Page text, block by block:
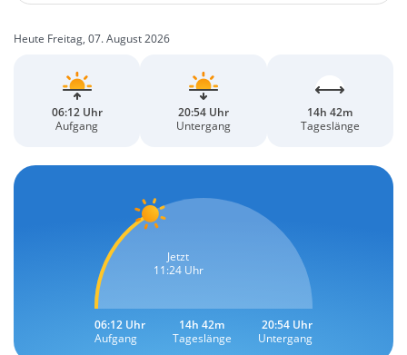
Heute Freitag, 07. August 2026
06:12 Uhr
Aufgang
20:54 Uhr
Untergang
14h 42m
Tageslänge
Jetzt
11:24 Uhr
06:12 Uhr
Aufgang
14h 42m
Tageslänge
20:54 Uhr
Untergang